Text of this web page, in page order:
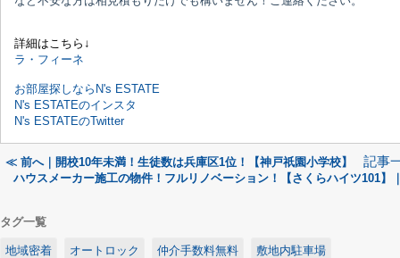
詳細はこちら↓
ラ・フィーネ
お部屋探しならN's ESTATE
N's ESTATEのインスタ
N's ESTATEのTwitter
≪ 前へ｜開校10年未満！生徒数は兵庫区1位！【神戸祇園小学校】 記事
ハウスメーカー施工の物件！フルリノベーション！【さくらハイツ101】
タグ一覧
地域密着 オートロック 仲介手数料無料 敷地内駐車場